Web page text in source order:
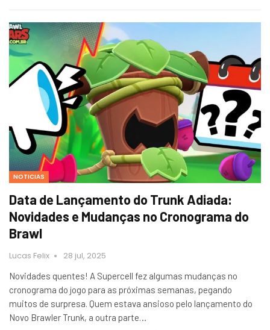
NOTICIAS
Data de Lançamento do Trunk Adiada:
Novidades e Mudanças no Cronograma do
Brawl
Lucas Felix 28 jul, 2025
Novidades quentes! A Supercell fez algumas mudanças no
cronograma do jogo para as próximas semanas, pegando
muitos de surpresa. Quem estava ansioso pelo lançamento do
Novo Brawler Trunk, a outra parte…